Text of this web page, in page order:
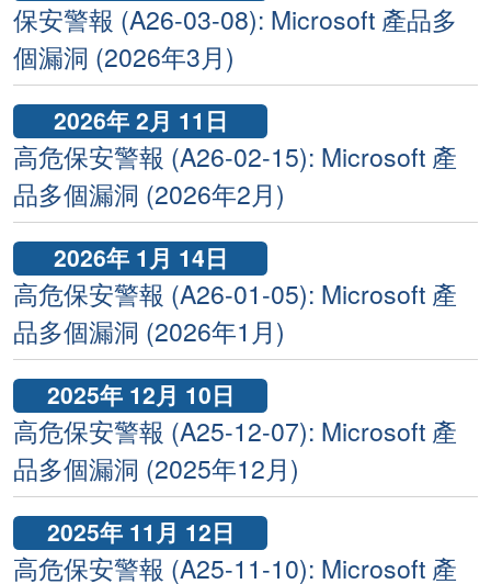
保安警報 (A26-03-08): Microsoft 產品多
個漏洞 (2026年3月)
2026年 2月 11日
高危保安警報 (A26-02-15): Microsoft 產
品多個漏洞 (2026年2月)
2026年 1月 14日
高危保安警報 (A26-01-05): Microsoft 產
品多個漏洞 (2026年1月)
2025年 12月 10日
高危保安警報 (A25-12-07): Microsoft 產
品多個漏洞 (2025年12月)
2025年 11月 12日
高危保安警報 (A25-11-10): Microsoft 產